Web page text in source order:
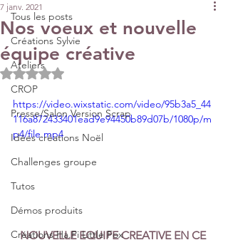
Tous les posts
Créations Sylvie
Ateliers
CROP
Presse/Salon Version Scrap
Idées créations Noël
Challenges groupe
Tutos
Démos produits
Créations Ha.Pi Little Fox
Nos voeux et nouvelle
équipe créative
7 janv. 2021
Noté NaN étoiles sur 5.
https://video.wixstatic.com/video/95b3a5_44
116a872433401ead9e94450b89d07b/1080p/m
p4/file.mp4
NOUVELLE EQUIPE CREATIVE EN CE